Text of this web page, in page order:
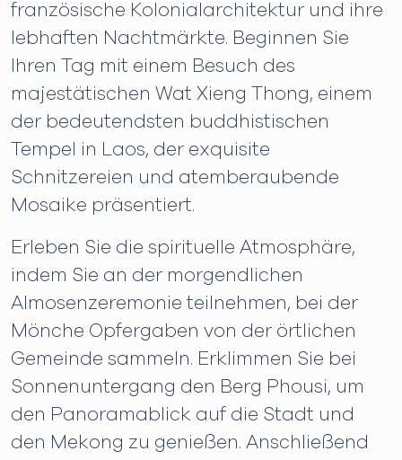
französische Kolonialarchitektur und ihre
lebhaften Nachtmärkte. Beginnen Sie
Ihren Tag mit einem Besuch des
majestätischen Wat Xieng Thong, einem
der bedeutendsten buddhistischen
Tempel in Laos, der exquisite
Schnitzereien und atemberaubende
Mosaike präsentiert.
Erleben Sie die spirituelle Atmosphäre,
indem Sie an der morgendlichen
Almosenzeremonie teilnehmen, bei der
Mönche Opfergaben von der örtlichen
Gemeinde sammeln. Erklimmen Sie bei
Sonnenuntergang den Berg Phousi, um
den Panoramablick auf die Stadt und
den Mekong zu genießen. Anschließend